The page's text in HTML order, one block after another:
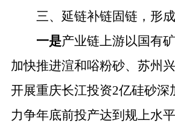
三、延链补链固链，形
一是产业链上游以国有
加快推进渲和唂粉砂、苏州
开展重庆长江投资2亿硅砂深
力争年底前投产达到规上水